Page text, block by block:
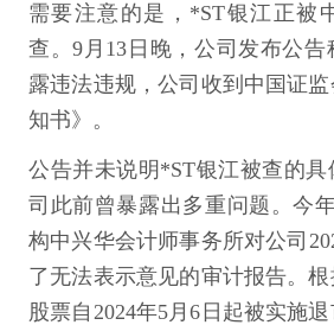
需要注意的是，*ST银江正被
查。9月13日晚，公司发布公
露违法违规，公司收到中国证
知书》。
公告并未说明*ST银江被查的
司此前曾暴露出多重问题。今
构中兴华会计师事务所对公司
了无法表示意见的审计报告。根
股票自2024年5月6日起被实施